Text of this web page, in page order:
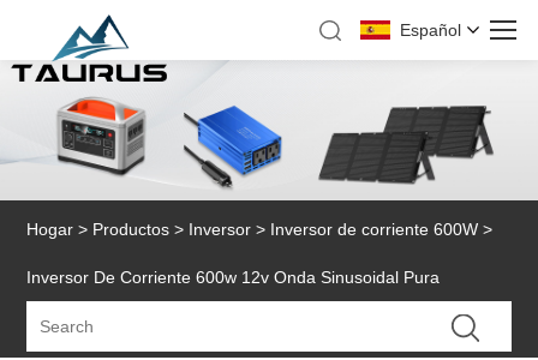
Español
Hogar > Productos > Inversor > Inversor de corriente 600W >
Inversor De Corriente 600w 12v Onda Sinusoidal Pura